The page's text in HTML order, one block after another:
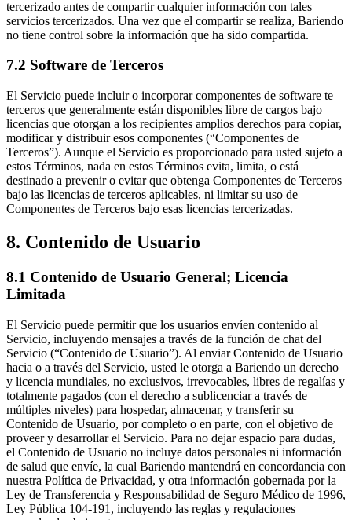
tercerizado antes de compartir cualquier información con tales
servicios tercerizados. Una vez que el compartir se realiza, Bariendo
no tiene control sobre la información que ha sido compartida.
7.2 Software de Terceros
El Servicio puede incluir o incorporar componentes de software te
terceros que generalmente están disponibles libre de cargos bajo
licencias que otorgan a los recipientes amplios derechos para copiar,
modificar y distribuir esos componentes (“Componentes de
Terceros”). Aunque el Servicio es proporcionado para usted sujeto a
estos Términos, nada en estos Términos evita, limita, o está
destinado a prevenir o evitar que obtenga Componentes de Terceros
bajo las licencias de terceros aplicables, ni limitar su uso de
Componentes de Terceros bajo esas licencias tercerizadas.
8. Contenido de Usuario
8.1 Contenido de Usuario General; Licencia
Limitada
El Servicio puede permitir que los usuarios envíen contenido al
Servicio, incluyendo mensajes a través de la función de chat del
Servicio (“Contenido de Usuario”). Al enviar Contenido de Usuario
hacia o a través del Servicio, usted le otorga a Bariendo un derecho
y licencia mundiales, no exclusivos, irrevocables, libres de regalías y
totalmente pagados (con el derecho a sublicenciar a través de
múltiples niveles) para hospedar, almacenar, y transferir su
Contenido de Usuario, por completo o en parte, con el objetivo de
proveer y desarrollar el Servicio. Para no dejar espacio para dudas,
el Contenido de Usuario no incluye datos personales ni información
de salud que envíe, la cual Bariendo mantendrá en concordancia con
nuestra Política de Privacidad, y otra información gobernada por la
Ley de Transferencia y Responsabilidad de Seguro Médico de 1996,
Ley Pública 104-191, incluyendo las reglas y regulaciones